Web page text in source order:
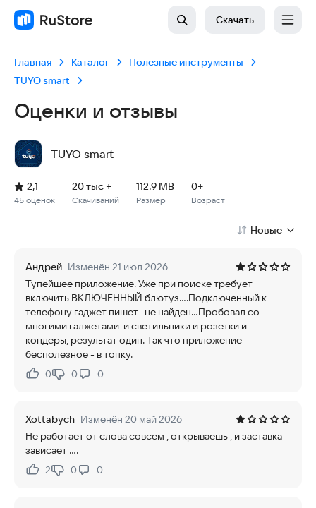
Скачать
Главная Каталог
Полезные инструменты
TUYO smart
Оценки и отзывы
TUYO smart
Рейтинг: 2,1, 45 оценок
Скачиваний: 20 тыс +
Размер файла: 112.9 MB
Возрастное ограничение: 112.9 MB
45 оценок
2,1
Скачиваний
20 тыс +
Размер
112.9 MB
Возраст
0+
Новые
Андрей Изменён 21 июл 2026
Тупейшее приложение. Уже при поиске требует
включить ВКЛЮЧЕННЫЙ блютуз....Подключенный к
телефону гаджет пишет- не найден...Пробовал со
многими галжетами-и светильники и розетки и
кондеры, результат один. Так что приложение
бесполезное - в топку.
Нравится:
0Не нравится:
0 0
Xottabych Изменён 20 май 2026
Не работает от слова совсем , открываешь , и заставка
зависает ....
Нравится:
2Не нравится:
0 0